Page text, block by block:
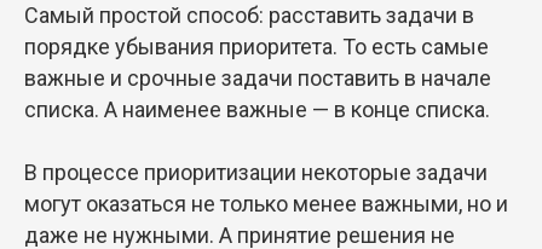
Самый простой способ: расставить задачи в
порядке убывания приоритета. То есть самые
важные и срочные задачи поставить в начале
списка. А наименее важные — в конце списка.
В процессе приоритизации некоторые задачи
могут оказаться не только менее важными, но и
даже не нужными. А принятие решения не